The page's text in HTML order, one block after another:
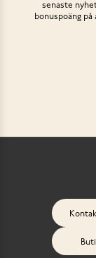
senaste
bonuspoäng